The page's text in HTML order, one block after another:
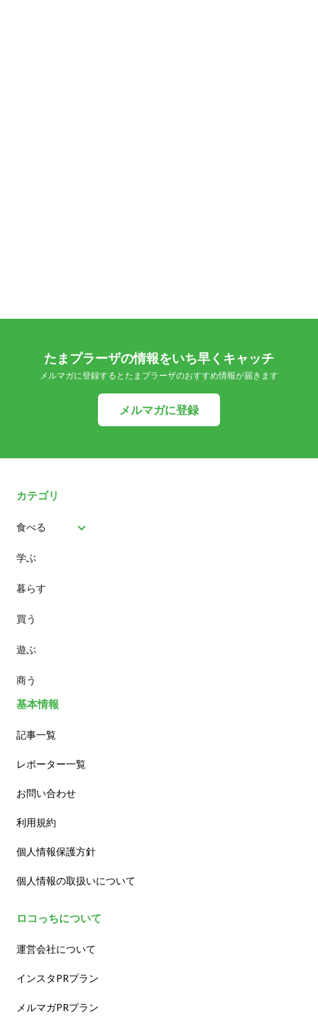
たまプラーザの情報をいち早くキャッチ
メルマガに登録するとたまプラーザのおすすめ情報が届きます
メルマガに登録
カテゴリ
食べる
パン
スイーツ
ランチ
カフェ
学ぶ
暮らす
買う
遊ぶ
商う
基本情報
記事一覧
レポーター一覧
お問い合わせ
利用規約
個人情報保護方針
個人情報の取扱いについて
ロコっちについて
運営会社について
インスタPRプラン
メルマガPRプラン